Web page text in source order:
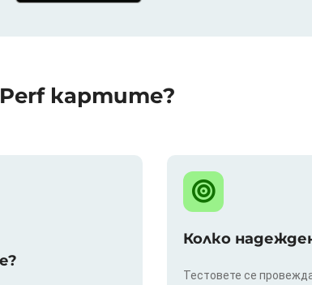
картите?
Колко
Тестовете се